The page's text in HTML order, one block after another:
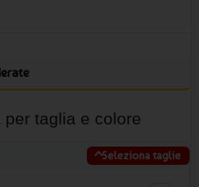
taglia e colore
Seleziona taglie